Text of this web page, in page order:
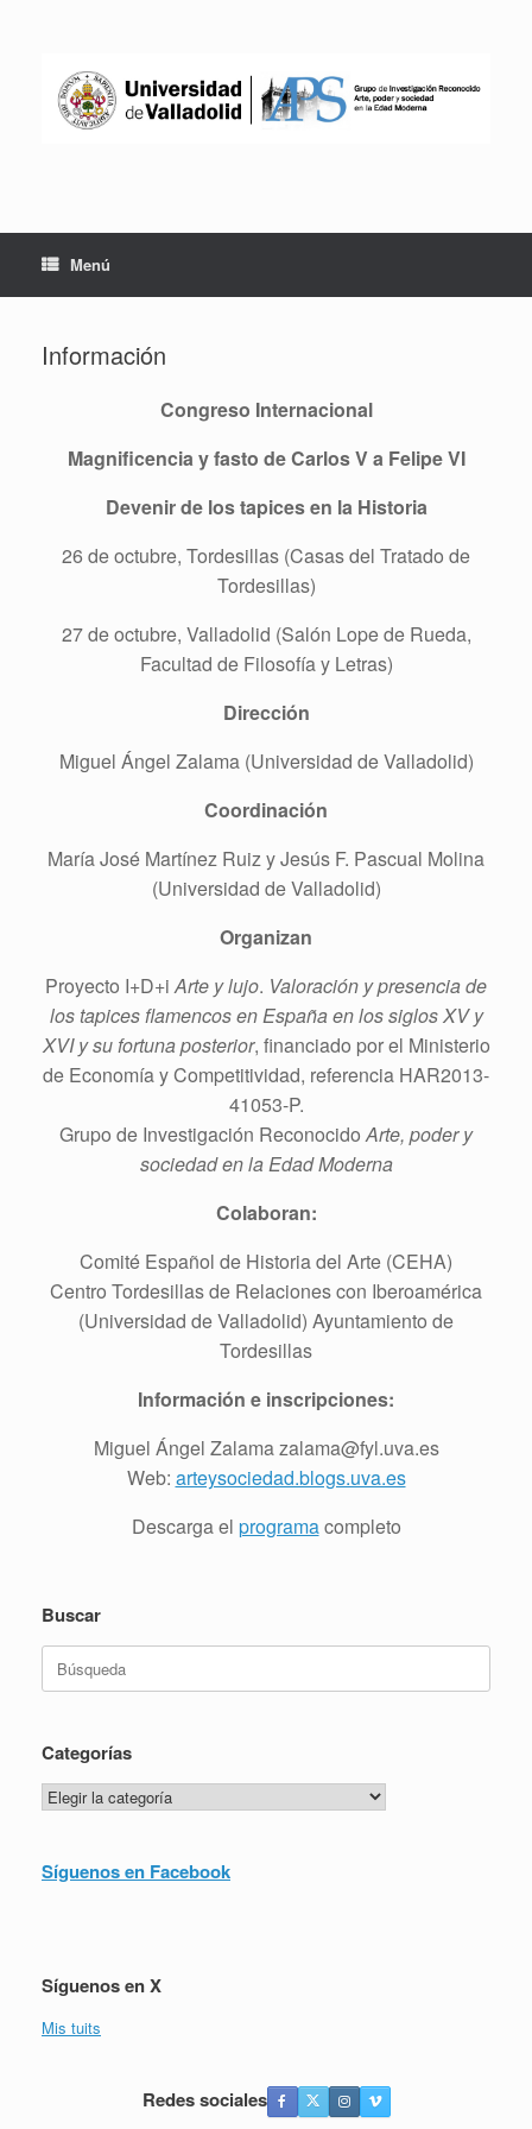
Menú
Información
Congreso Internacional
Magnificencia y fasto de Carlos V a Felipe VI
Devenir de los tapices en la Historia
26 de octubre, Tordesillas (Casas del Tratado de
Tordesillas)
27 de octubre, Valladolid (Salón Lope de Rueda,
Facultad de Filosofía y Letras)
Dirección
Miguel Ángel Zalama (Universidad de Valladolid)
Coordinación
María José Martínez Ruiz y Jesús F. Pascual Molina
(Universidad de Valladolid)
Organizan
Proyecto I+D+iArte y lujo. Valoración y presencia de
los tapices flamencos en España en los siglos XV y
XVI y su fortuna posterior, financiado por el Ministerio
de Economía y Competitividad, referencia HAR2013-
41053-P.
Grupo de Investigación ReconocidoArte, poder y
sociedad en la Edad Moderna
Colaboran:
Comité Español de Historia del Arte (CEHA)
Centro Tordesillas de Relaciones con Iberoamérica
(Universidad de Valladolid) Ayuntamiento de
Tordesillas
Información e inscripciones:
Miguel Ángel Zalama zalama@fyl.uva.es
Web: arteysociedad.blogs.uva.es
Descarga el programacompleto
Buscar
Buscar:
Categorías
Categorías
Síguenos en Facebook
Síguenos en X
Mis tuits
Redes sociales